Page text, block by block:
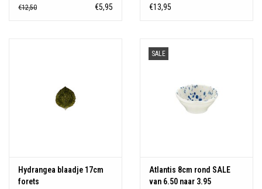
€12,50 €5,95
€13,95
Hydrangea blaadje 17cm
forets
SALE
Atlantis 8cm rond SALE
van 6.50 naar 3.95